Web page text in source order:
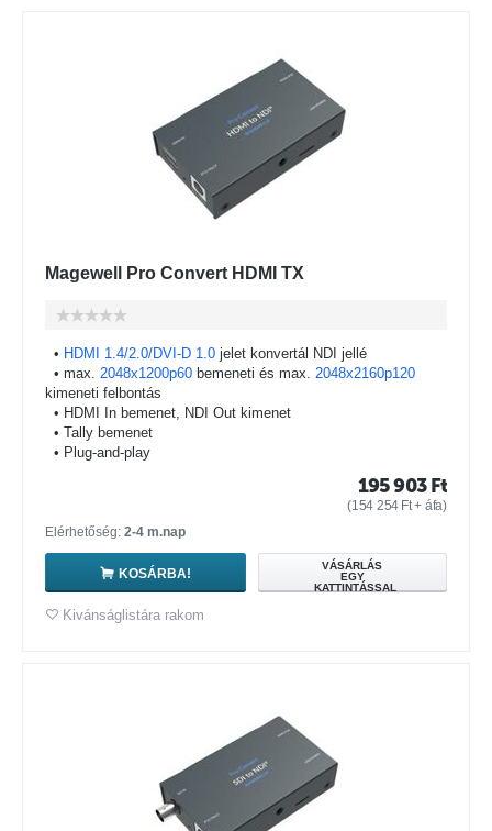
Magewell Pro Convert HDMI TX
• HDMI 1.4/2.0/DVI-D 1.0 jelet konvertál NDI jellé
• max. 2048x1200p60 bemeneti és max. 2048x2160p120
kimeneti felbontás
• HDMI In bemenet, NDI Out kimenet
• Tally bemenet
• Plug-and-play
195 903 Ft
(154 254 Ft+ áfa)
Elérhetőség: 2-4 m.nap
KOSÁRBA!
VÁSÁRLÁS
EGY
KATTINTÁSSAL
Kivánságlistára rakom